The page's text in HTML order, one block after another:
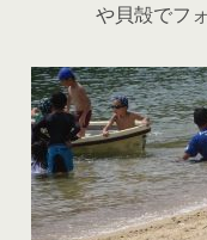
や貝殻でフ